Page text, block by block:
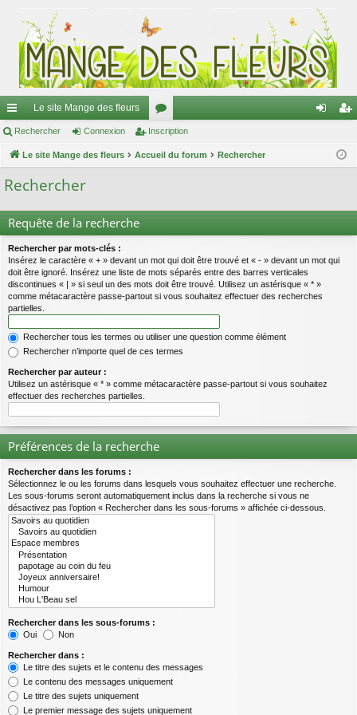
ac
co
ur
s
Le site Mange des fleurs
or
u cri
Rechercher Connexion Inscription
Le site Mange des fleurs Accueil du forum Rechercher
Rechercher
Requête de la recherche
Rechercher par mots-clés :
Insérez le caractère « + » devant un mot qui doit être trouvé et « - » devant un mot qui
doit être ignoré. Insérez une liste de mots séparés entre des barres verticales
discontinues « | » si seul un des mots doit être trouvé. Utilisez un astérisque « * »
comme métacaractère passe-partout si vous souhaitez effectuer des recherches
partielles.
Rechercher tous les termes ou utiliser une question comme élément
Rechercher n’importe quel de ces termes
Rechercher par auteur :
Utilisez un astérisque « * » comme métacaractère passe-partout si vous souhaitez
effectuer des recherches partielles.
Préférences de la recherche
Rechercher dans les forums :
Sélectionnez le ou les forums dans lesquels vous souhaitez effectuer une recherche.
Les sous-forums seront automatiquement inclus dans la recherche si vous ne
désactivez pas l’option « Rechercher dans les sous-forums » affichée ci-dessous.
Rechercher dans les sous-forums :
Oui
Non
Rechercher dans :
Le titre des sujets et le contenu des messages
Le contenu des messages uniquement
Le titre des sujets uniquement
Le premier message des sujets uniquement